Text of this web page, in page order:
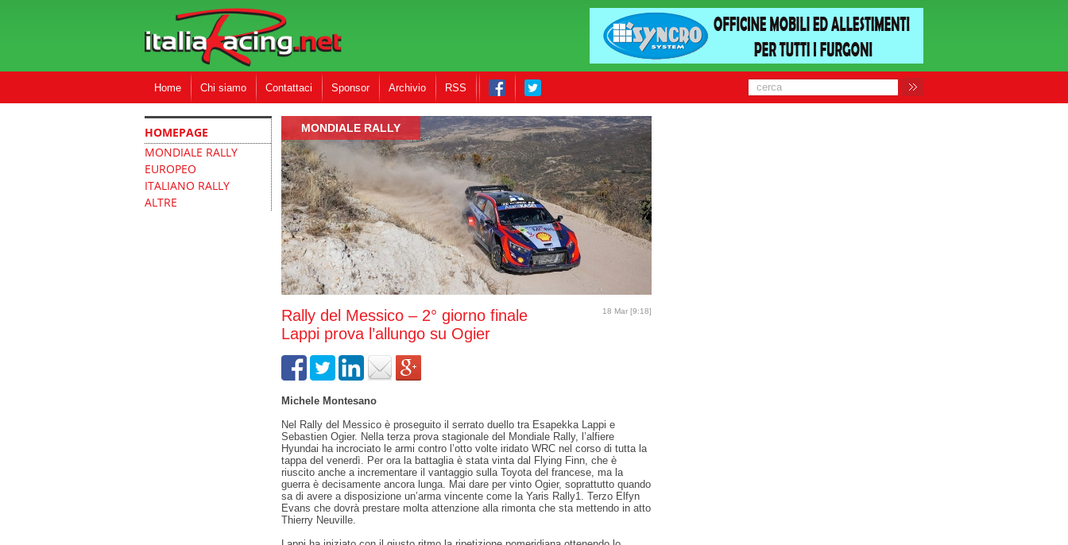
Home Chi siamo Contattaci Sponsor Archivio RSS
HOMEPAGE
MONDIALE RALLY
EUROPEO
ITALIANO RALLY
ALTRE
MONDIALE RALLY
18 Mar [9:18]
Rally del Messico – 2° giorno finale
Lappi prova l’allungo su Ogier
Michele Montesano
Nel Rally del Messico è proseguito il serrato duello tra Esapekka Lappi e
Sebastien Ogier. Nella terza prova stagionale del Mondiale Rally, l’alfiere
Hyundai ha incrociato le armi contro l’otto volte iridato WRC nel corso di tutta la
tappa del venerdì. Per ora la battaglia è stata vinta dal Flying Finn, che è
riuscito anche a incrementare il vantaggio sulla Toyota del francese, ma la
guerra è decisamente ancora lunga. Mai dare per vinto Ogier, soprattutto quando
sa di avere a disposizione un’arma vincente come la Yaris Rally1. Terzo Elfyn
Evans che dovrà prestare molta attenzione alla rimonta che sta mettendo in atto
Thierry Neuville.